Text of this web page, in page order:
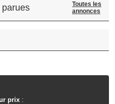
prix :
Toutes les
annonces